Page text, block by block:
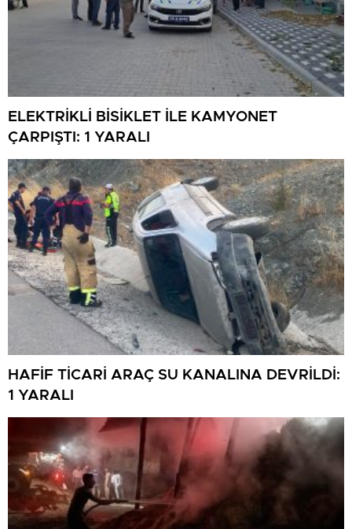
ELEKTRİKLİ BİSİKLET İLE KAMYONET
ÇARPIŞTI: 1 YARALI
HAFİF TİCARİ ARAÇ SU KANALINA DEVRİLDİ:
1 YARALI